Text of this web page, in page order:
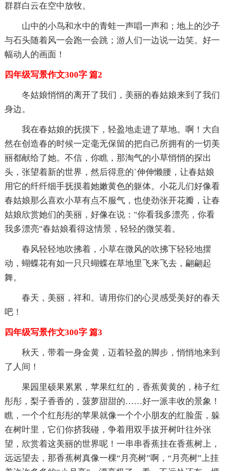
群群白云在空中放牧。
山中的小鸟和水中的青蛙一声唱一声和；地上的沙子
与石头随着风一会跑一会跳；游人们一边说一边笑。好一
幅动人的画面！
四年级写景作文300字 篇2
冬姑娘悄悄的离开了我们，美丽的春姑娘来到了我们
身边。
我在春姑娘的抚摸下，轻盈地走进了草地。啊！大自
然在创造春的时候一定毫无保留的把自己所拥有的一切美
丽都献给了她。不信，你瞧，那淘气的小草悄悄的探出
头，张望着新的世界，然后得意的`伸伸懒腰，让春姑娘
用它的纤纤细手抚摸着她嫩黄色的躯体。小花儿们好像看
春姑娘那么喜欢小草有点不服气，也使劲张开花瓣，让春
姑娘欣赏她们的美丽，好像在说："你看我多漂亮，你看
我多漂亮"春姑娘看得这情景，轻轻的微笑着。
春风轻轻地吹拂着，小草在微风的吹拂下轻轻地摆
动，蝴蝶花有如一只只蝴蝶在草地里飞来飞去，翩翩起
舞。
春天，美丽，祥和。请用你们的心灵感受美好的春天
吧！
四年级写景作文300字 篇3
秋天，带着一身金黄，迈着轻盈的脚步，悄悄地来到
了人间！
果园里硕果累累，苹果红红的，香蕉黄黄的，柿子红
彤彤，梨子香香的，菠萝甜甜的……好一派丰收的景象！
瞧，一个个红彤彤的苹果就像一个个小朋友的红脸蛋，躲
在树叶里，它们你挤我碰，争着用双手拔开树叶往外张
望，欣赏着这美丽的世界呢！一串串香蕉挂在香蕉树上，
远远望去，那香蕉树真像一棵“月亮树”啊，“月亮树”上挂